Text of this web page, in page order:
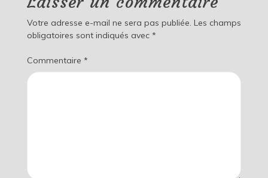
Votre adresse e-mail ne sera pas publiée. Les champs
obligatoires sont indiqués avec *
Commentaire *